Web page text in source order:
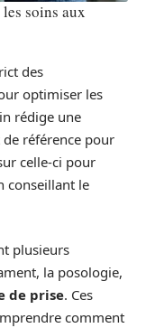
soins aux
des
optimiser les
rédige une
référence pour
celle-ci pour
conseillant le
plusieurs
la posologie,
de prise. Ces
comment